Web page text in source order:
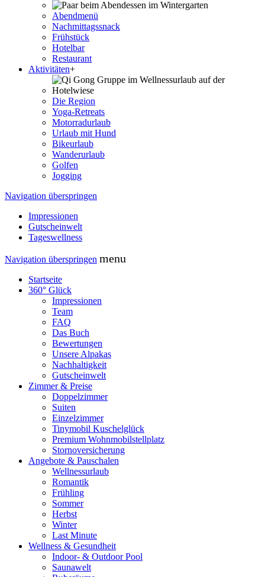
Abendmenü
Nachmittagssnack
Frühstück
Hotelbar
Restaurant
Aktivitäten+
Die Region
Yoga-Retreats
Motorradurlaub
Urlaub mit Hund
Bikeurlaub
Wanderurlaub
Golfen
Jogging
Navigation überspringen
Impressionen
Gutscheinwelt
Tageswellness
Navigation überspringen menu
Startseite
360° Glück
Impressionen
Team
FAQ
Das Buch
Bewertungen
Unsere Alpakas
Nachhaltigkeit
Gutscheinwelt
Zimmer & Preise
Doppelzimmer
Suiten
Einzelzimmer
Tinymobil Kuschelglück
Premium Wohnmobilstellplatz
Stornoversicherung
Angebote & Pauschalen
Wellnessurlaub
Romantik
Frühling
Sommer
Herbst
Winter
Last Minute
Wellness & Gesundheit
Indoor- & Outdoor Pool
Saunawelt